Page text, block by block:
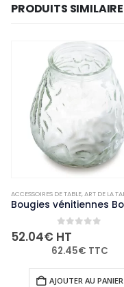
PRODUITS
,NON-PALETTISABLE
ACCESSOIRES DE TABLE,ART DE LA
0out of 5
52.04€ HT
62.45€ TTC
AJOUTER AU PANIER